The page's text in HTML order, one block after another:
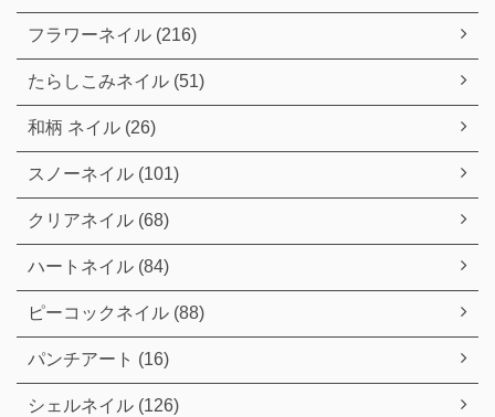
フラワーネイル (216)
たらしこみネイル (51)
和柄 ネイル (26)
スノーネイル (101)
クリアネイル (68)
ハートネイル (84)
ピーコックネイル (88)
パンチアート (16)
シェルネイル (126)